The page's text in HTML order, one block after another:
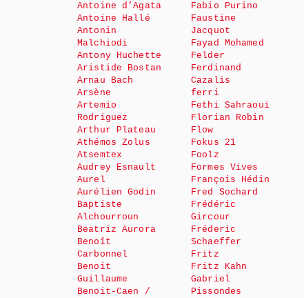
Antoine d’Agata
Antoine Hallé
Antonin
Malchiodi
Antony Huchette
Aristide Bostan
Arnau Bach
Arsène
Artemio
Rodriguez
Arthur Plateau
Athémos Zolus
Atsemtex
Audrey Esnault
Aurel
Aurélien Godin
Baptiste
Alchourroun
Beatriz Aurora
Benoît
Carbonnel
Benoit
Guillaume
Benoit-Caen /
Fabio Purino
Faustine
Jacquot
Fayad Mohamed
Felder
Ferdinand
Cazalis
ferri
Fethi Sahraoui
Florian Robin
Flow
Fokus 21
Foolz
Formes Vives
François Hédin
Fred Sochard
Frédéric
Gircour
Fréderic
Schaeffer
Fritz
Fritz Kahn
Gabriel
Pissondes